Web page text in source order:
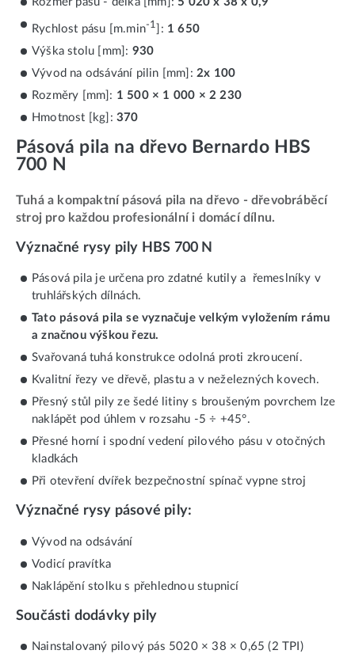
Rychlost pásu [m.min-1 ]: 1 650
Výška stolu [mm]: 930
Vývod na odsávání pilin [mm]: 2x 100
Rozměry [mm]: 1 500 × 1 000 × 2 230
Hmotnost [kg]: 370
Pásová pila na dřevo Bernardo HBS
700 N
Tuhá a kompaktní pásová pila na dřevo - dřevobráběcí
stroj pro každou profesionální i domácí dílnu.
Význačné rysy pily HBS 700 N
Pásová pila je určena pro zdatné kutily a řemeslníky v
truhlářských dílnách.
Tato pásová pila se vyznačuje velkým vyložením rámu
a značnou výškou řezu.
Svařovaná tuhá konstrukce odolná proti zkroucení.
Kvalitní řezy ve dřevě, plastu a v neželezných kovech.
Přesný stůl pily ze šedé litiny s broušeným povrchem lze
naklápět pod úhlem v rozsahu -5 ÷ +45°.
Přesné horní i spodní vedení pilového pásu v otočných
kladkách
Při otevření dvířek bezpečnostní spínač vypne stroj
Význačné rysy pásové pily:
Vývod na odsávání
Vodicí pravítka
Naklápění stolku s přehlednou stupnicí
Součásti dodávky pily
Nainstalovaný pilový pás 5020 × 38 × 0,65 (2 TPI)